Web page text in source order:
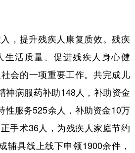
提升残疾人康复质效。残疾
生活质量、促进残疾人身心健
会的一项重要工作。共完成儿
神病服药补助148人，补助资金
性服务525余人，补助资金10万
手术36人，为残疾人家庭节约
辅具线上线下申领1900余件，